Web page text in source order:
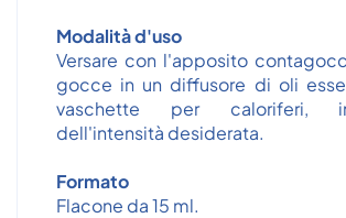
Modalità d'uso
Versare con l'apposito
gocce in un diffusore di oli
vaschette per caloriferi,
dell'intensità desiderata.
Formato
Flacone da 15 ml.